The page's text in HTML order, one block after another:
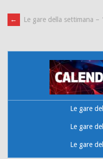
Post
navigation
← Le gare della settimana –
Le gare
Le gare
Le gare